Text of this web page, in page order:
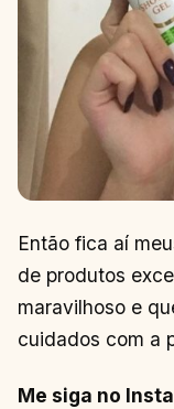
Então fica aí
de produtos
maravilhoso e
cuidados com a
Me siga no